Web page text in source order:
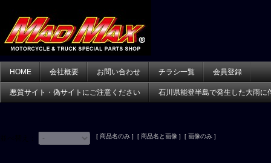
HOME 会社概要 お問い合わせ チラシ一覧 会員登録
悪質サイト・偽サイトにご注意ください 石川県能登半島で発生した大雨に
[ 商品名のみ ] [ 商品名と画像 ] [ 画像のみ ]